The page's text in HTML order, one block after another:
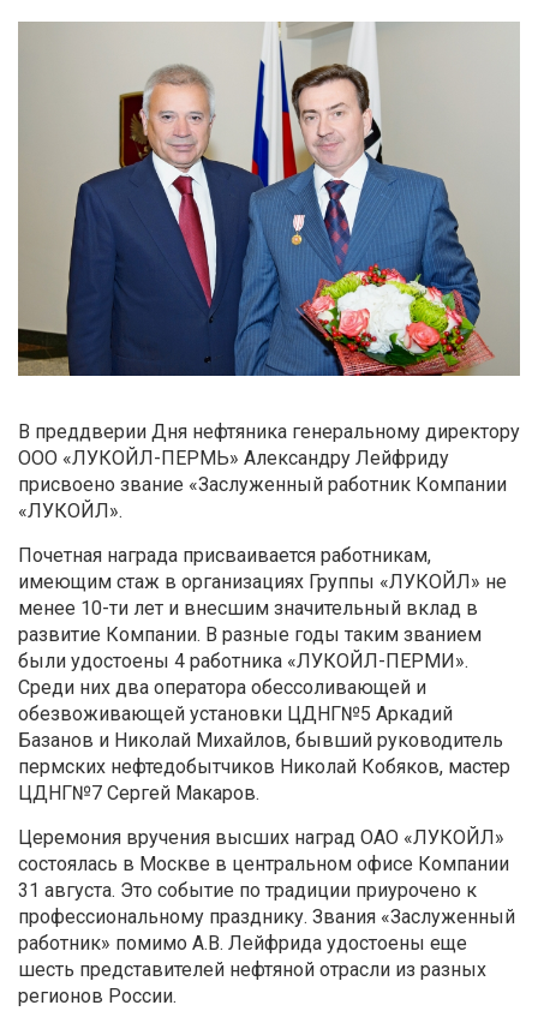
В преддверии Дня нефтяника генеральному директору
ООО «ЛУКОЙЛ-ПЕРМЬ» Александру Лейфриду
присвоено звание «Заслуженный работник Компании
«ЛУКОЙЛ».
Почетная награда присваивается работникам,
имеющим стаж в организациях Группы «ЛУКОЙЛ» не
менее 10-ти лет и внесшим значительный вклад в
развитие Компании. В разные годы таким званием
были удостоены 4 работника «ЛУКОЙЛ-ПЕРМИ».
Среди них два оператора обессоливающей и
обезвоживающей установки ЦДНГ№5 Аркадий
Базанов и Николай Михайлов, бывший руководитель
пермских нефтедобытчиков Николай Кобяков, мастер
ЦДНГ№7 Сергей Макаров.
Церемония вручения высших наград ОАО «ЛУКОЙЛ»
состоялась в Москве в центральном офисе Компании
31 августа. Это событие по традиции приурочено к
профессиональному празднику. Звания «Заслуженный
работник» помимо А.В. Лейфрида удостоены еще
шесть представителей нефтяной отрасли из разных
регионов России.